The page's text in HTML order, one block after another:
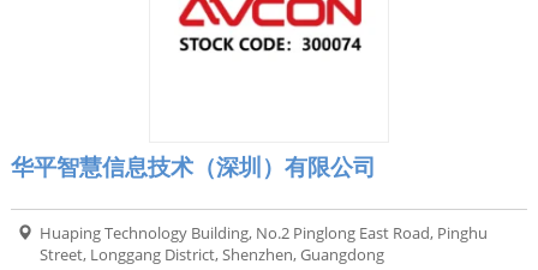
华平智慧信息技术（深圳）有限公司
Huaping Technology Building, No.2 Pinglong East Road, Pinghu
Street, Longgang District, Shenzhen, Guangdong